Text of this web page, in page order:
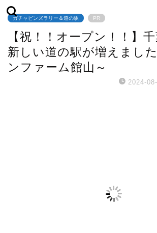
ガチャピンズラリー＆道の駅 PR
【祝！！オープン！！】
新しい道の駅が増えまし
ンファーム館山～
2024-